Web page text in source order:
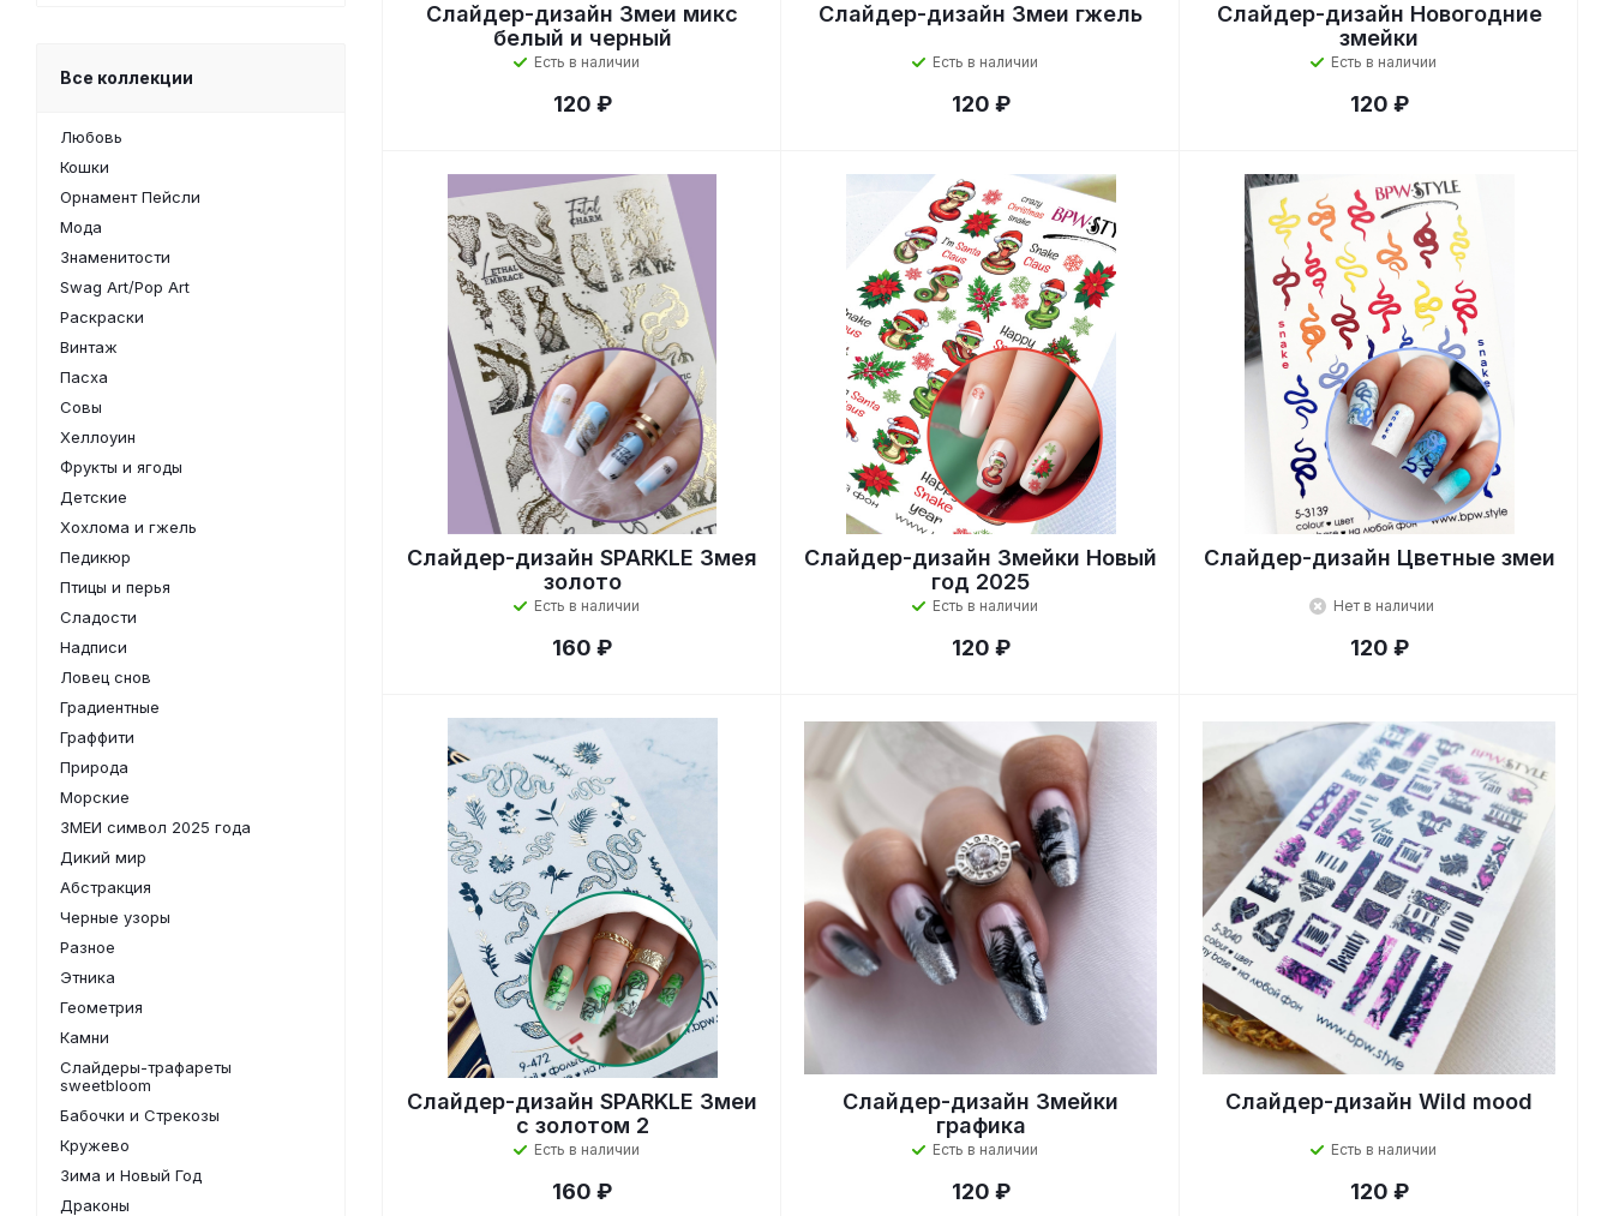
Слайдер-дизайн Змеи микс
белый и черный
Есть в наличии
120 ₽
Слайдер-дизайн Змеи гжель
Есть в наличии
120 ₽
Слайдер-дизайн Новогодние
змейки
Есть в наличии
120 ₽
Слайдер-дизайн SPARKLE Змея
золото
Есть в наличии
160 ₽
Слайдер-дизайн Змейки Новый
год 2025
Есть в наличии
120 ₽
Слайдер-дизайн Цветные змеи
Нет в наличии
120 ₽
Слайдер-дизайн SPARKLE Змеи
с золотом 2
Есть в наличии
160 ₽
Слайдер-дизайн Змейки
графика
Есть в наличии
120 ₽
Слайдер-дизайн Wild mood
Есть в наличии
120 ₽
Все коллекции
Любовь
Кошки
Орнамент Пейсли
Мода
Знаменитости
Swag Art/Pop Art
Раскраски
Винтаж
Пасха
Совы
Хеллоуин
Фрукты и ягоды
Детские
Хохлома и гжель
Педикюр
Птицы и перья
Сладости
Надписи
Ловец снов
Градиентные
Граффити
Природа
Морские
ЗМЕИ символ 2025 года
Дикий мир
Абстракция
Черные узоры
Разное
Этника
Геометрия
Камни
Слайдеры-трафареты
sweetbloom
Бабочки и Стрекозы
Кружево
Зима и Новый Год
Драконы